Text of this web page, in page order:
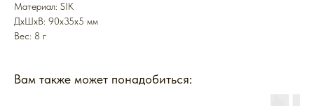
Mатериал: SIK
ДxШxВ: 90x35x5 мм
Вес: 8 г
Вам также может понадобиться: